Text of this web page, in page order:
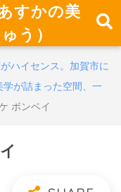
すかの美
う）
ハイセンス。加賀市に
が詰まった空間、一
ボンベイ